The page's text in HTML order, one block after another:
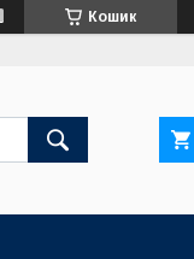
Кошик